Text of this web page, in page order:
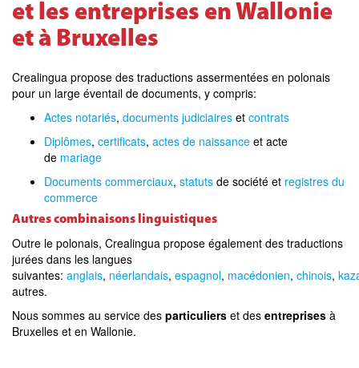
et les entreprises en Wallonie
et à Bruxelles
Crealingua propose des traductions assermentées en polonais
pour un large éventail de documents, y compris:
Actes notariés, documents judiciaires et contrats
Diplômes, certificats, actes de naissance et acte
de mariage
Documents commerciaux, statuts de société et registres du
commerce
Autres combinaisons linguistiques
Outre le polonais, Crealingua propose également des traductions
jurées dans les langues
suivantes: anglais, néerlandais, espagnol, macédonien, chinois,
autres.
Nous sommes au service des particuliers et des entreprises à
Bruxelles et en Wallonie.